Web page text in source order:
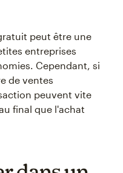
peut être une
entreprises
Cependant, si
de ventes
peuvent vite
final que l'achat